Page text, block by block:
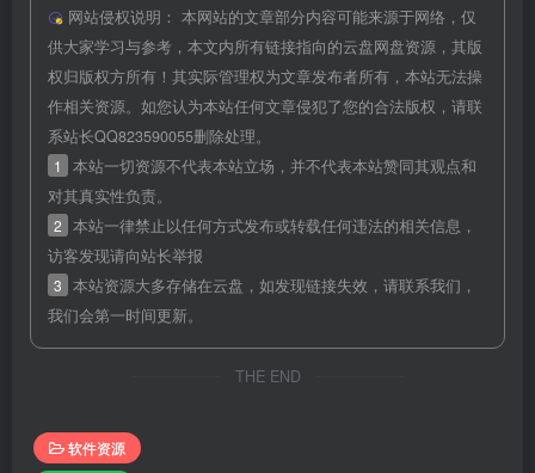
网站侵权说明： 本网站的文章部分内容可能来源于网络，仅
供大家学习与参考，本文内所有链接指向的云盘网盘资源，其版
权归版权方所有！其实际管理权为文章发布者所有，本站无法操
作相关资源。如您认为本站任何文章侵犯了您的合法版权，请联
系站长QQ823590055删除处理。
1
本站一切资源不代表本站立场，并不代表本站赞同其观点和
对其真实性负责。
2 本站一律禁止以任何方式发布或转载任何违法的相关信息，
访客发现请向站长举报
3 本站资源大多存储在云盘，如发现链接失效，请联系我们，
我们会第一时间更新。
THE END
软件资源